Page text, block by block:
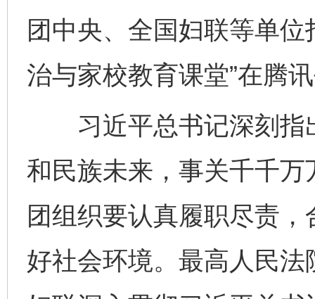
团中央、全国妇联等单
治与家校教育课堂”在腾
习近平总书记深刻指
和民族未来，事关千千
团组织要认真履职尽责
好社会环境。最高人民